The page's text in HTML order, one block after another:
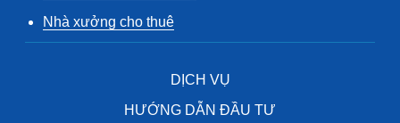
Nhà xưởng cho thuê
DỊCH VỤ
HƯỚNG DẪN ĐẦU TƯ